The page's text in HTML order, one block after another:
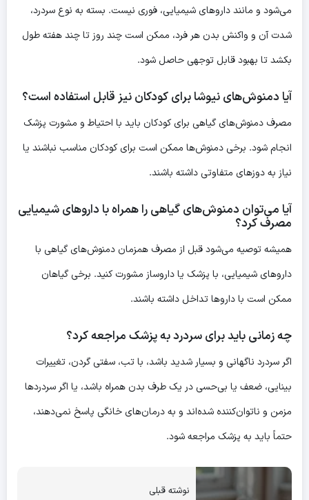
می‌شود و مانند داروهای شیمیایی، فوری نیست. بسته به نوع سردرد،
شدت آن و واکنش بدن هر فرد، ممکن است چند روز تا چند هفته طول
بکشد تا بهبود قابل توجهی حاصل شود.
آیا دمنوش‌های نیوشا برای کودکان نیز قابل استفاده است؟
مصرف دمنوش‌های گیاهی برای کودکان باید با احتیاط و مشورت پزشک
انجام شود. برخی دمنوش‌ها ممکن است برای کودکان مناسب نباشند یا
نیاز به دوزهای متفاوتی داشته باشند.
آیا می‌توان دمنوش‌های گیاهی را همراه با داروهای شیمیایی
مصرف کرد؟
همیشه توصیه می‌شود قبل از مصرف همزمان دمنوش‌های گیاهی با
داروهای شیمیایی، با پزشک یا داروساز مشورت کنید. برخی گیاهان
ممکن است با داروها تداخل داشته باشند.
چه زمانی باید برای سردرد به پزشک مراجعه کرد؟
اگر سردرد ناگهانی و بسیار شدید باشد، با تب، سفتی گردن، تغییرات
بینایی، ضعف یا بی‌حسی در یک طرف بدن همراه باشد، یا اگر سردردها
مزمن و ناتوان‌کننده شده‌اند و به درمان‌های خانگی پاسخ نمی‌دهند،
حتماً باید به پزشک مراجعه شود.
نوشته قبلی